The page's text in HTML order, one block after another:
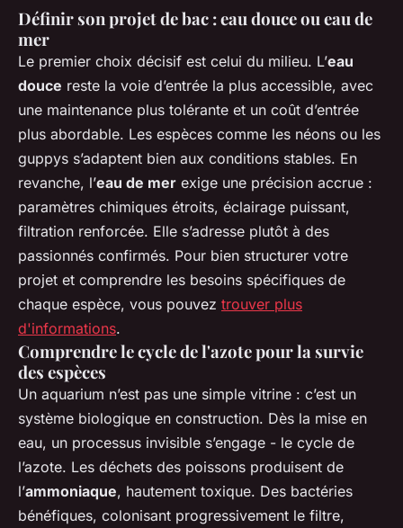
Définir son projet de bac : eau douce ou eau de
mer
Le premier choix décisif est celui du milieu. L’eau
douce reste la voie d’entrée la plus accessible, avec
une maintenance plus tolérante et un coût d’entrée
plus abordable. Les espèces comme les néons ou les
guppys s’adaptent bien aux conditions stables. En
revanche, l’eau de mer exige une précision accrue :
paramètres chimiques étroits, éclairage puissant,
filtration renforcée. Elle s’adresse plutôt à des
passionnés confirmés. Pour bien structurer votre
projet et comprendre les besoins spécifiques de
chaque espèce, vous pouvez trouver plus
d'informations.
Comprendre le cycle de l'azote pour la survie
des espèces
Un aquarium n’est pas une simple vitrine : c’est un
système biologique en construction. Dès la mise en
eau, un processus invisible s’engage - le cycle de
l’azote. Les déchets des poissons produisent de
l’ammoniaque, hautement toxique. Des bactéries
bénéfiques, colonisant progressivement le filtre,